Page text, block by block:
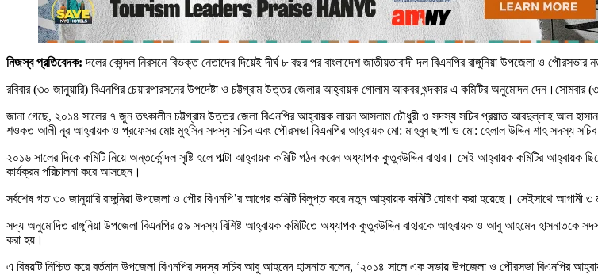
নিজস্ব প্রতিবেদক:দলের কোন্দল নিরসনে বিভক্ত নেতাদের দিয়েই দীর্ঘ ৮ বছর পর বাংলাদেশ জাতীয়তাবাদী দল বিএনপির রাঙ্গুনিয়া উপজেলা ও
রবিবার (৩০ জানুয়ারি) বিএনপির চেয়ারপারসনের উপদেষ্টা ও চট্টগ্রাম উত্তর জেলার আহ্বায়ক গোলাম আকবর খন্দকার এ কমিটির অনুমোদন দেন।সোমবার
জানা গেছে, ২০১৪ সালের ৭ জুন তৎকালীন চট্টগ্রাম উত্তর জেলা বিএনপির আহ্বায়ক লায়ন আসলাম চৌধুরী ও সদস্য সচিব প্রয়াত আবদুল্লাহ আল
শওকত আলী নূর আহ্বায়ক ও প্রফেসর মোঃ মুহসিন সদস্য সচিব এবং পৌরসভা বিএনপির আহ্বায়ক মো: মাহবুব ছাপা ও মো: হেলাল উদ্দিন শাহ সদস্য সচিব
২০১৬ সালের দিকে কমিটি নিয়ে অন্তর্কোন্দল সৃষ্টি হলে পাল্টা আহ্বায়ক কমিটি গঠন করেন অধ্যাপক কুতুবউদ্দিন বাহার। সেই আহ্বায়ক কমিটির
কার্যক্রম পরিচালনা করে আসছেন।
সর্বশেষ গত ৩০ জানুয়ারি রাঙ্গুনিয়া উপজেলা ও পৌর বিএনপি’র আগের কমিটি বিলুপ্ত করে নতুন আহ্বায়ক কমিটি ঘোষণা করা হয়েছে। সেইসাথে আগামী
সদ্য অনুমোদিত রাঙ্গুনিয়া উপজেলা বিএনপির ৫৯ সদস্য বিশিষ্ট আহ্বায়ক কমিটিতে অধ্যাপক কুতুবউদ্দিন বাহারকে আহবায়ক ও আবু আহমেদ হাসনাতকে
করা হয়।
এ বিষয়টি নিশ্চিত করে বর্তমান উপজেলা বিএনপির সদস্য সচিব আবু আহমেদ হাসনাত বলেন, ‘২০১৪ সালে এক সভায় উপজেলা ও পৌরসভা বিএনপির